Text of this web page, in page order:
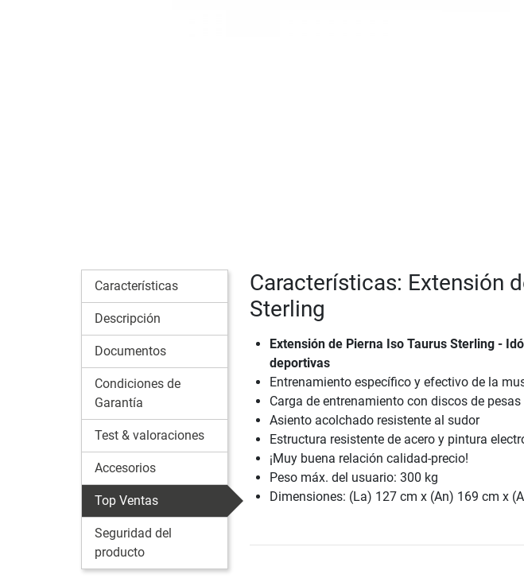
Características
Descripción
Documentos
Condiciones de
Garantía
Test & valoraciones
Accesorios
Top Ventas
Seguridad del
producto
Características: Extensión
Sterling
Extensión de Pierna Iso Taurus Sterling -
deportivas
Entrenamiento específico y efectivo de la
Carga de entrenamiento con discos de
Asiento acolchado resistente al sudor
Estructura resistente de acero y pintura
¡Muy buena relación calidad-precio!
Peso máx. del usuario: 300 kg
Dimensiones: (La) 127 cm x (An) 169 cm x